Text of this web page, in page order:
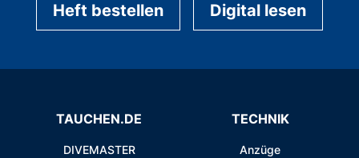
Heft bestellen Digital lesen
TAUCHEN.DE
DIVEMASTER
TECHNIK
Anzüge